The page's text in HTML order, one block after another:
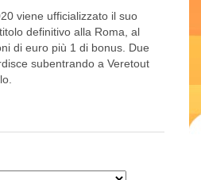
viene ufficializzato il suo
definitivo alla Roma, al
di euro più 1 di bonus. Due
subentrando a Veretout